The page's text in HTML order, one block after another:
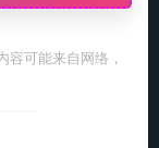
可能来自网络，